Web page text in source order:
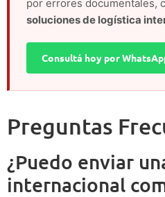
por errores documentales,
soluciones de logística
Consultá hoy por
Preguntas
¿Puedo enviar
internacional